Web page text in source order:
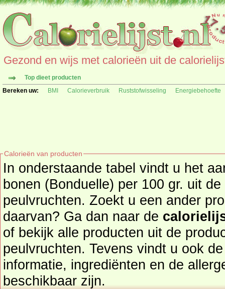
Gezond en wijs met calorieën uit de
Top dieet producten
Bereken uw:
BMI Calorieverbruik Ruststofwisseling Energiebehoefte
Calorieën van producten
In onderstaande tabel vindt u het
bonen (Bonduelle) per 100 gr. uit de productgroep groente en
peulvruchten. Zoekt u een ander
daarvan? Ga dan naar de
of bekijk alle producten uit de
peulvruchten. Tevens vindt u ook de uitgebreide calorie
informatie, ingrediënten en de allergenen informatie
beschikbaar zijn.